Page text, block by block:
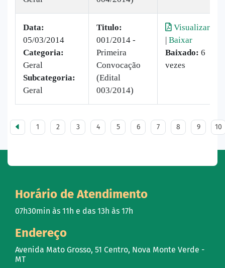
Data:
05/03/2014
Categoria:
Geral
Subcategoria:
Geral
Titulo:
001/2014 -
Primeira
Convocação
(Edital
003/2014)
Visualizar
| Baixar
Baixado: 6
vezes
1 2 3 4 5 6 7 8 9 10
Horário de Atendimento
07h30min às 11h e das 13h às 17h
Endereço
Avenida Mato Grosso, 51 Centro, Nova Monte Verde -
MT